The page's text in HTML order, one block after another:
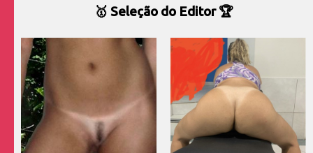
🥇 Seleção do Editor 🏆